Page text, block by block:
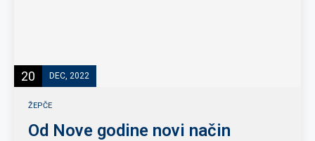
20 DEC, 2022
ŽEPČE
Od Nove godine novi način